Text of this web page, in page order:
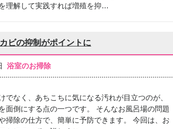
理解して実践すれば増殖を抑…
ビの抑制がポイントに
浴室のお掃除
でなく、あちこちに気になる汚れが目立つのが、
面倒にする点の一つです。 そんなお風呂場の問題
掃除の仕方で、簡単に予防できます。 今回は、お